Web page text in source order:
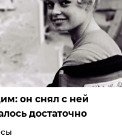
он снял с ней
достаточно